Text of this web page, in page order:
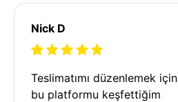
Nick D
Teslimatımı düzenlemek için
bu platformu keşfettiğim